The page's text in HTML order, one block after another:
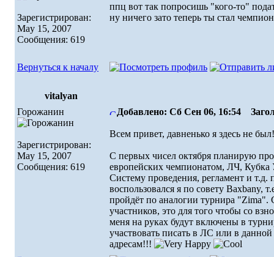
Зарегистрирован:
May 15, 2007
Сообщения: 619
ппц вот так попросишь "кого-то"
ну ничего зато теперь ты стал
Вернуться к началу
vitalyan
Горожанин
Зарегистрирован:
May 15, 2007
Сообщения: 619
Добавлено: Сб Сен 06, 16:54
Всем привет, давненько я здесь не
С первых чисел октября планирую
европейских чемпионатом, ЛЧ,
Систему проведения, регламент и
воспользовался я по совету Baxbany,
пройдёт по аналогии турнира "Zima".
участников, это для того чтобы со
меня на руках будут включены в
участвовать писать в ЛС или в
адресам!!!